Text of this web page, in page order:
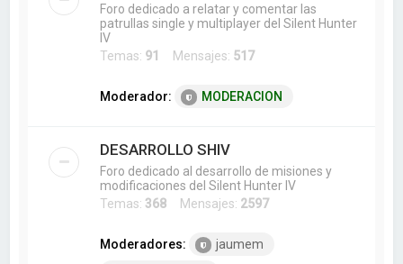
Foro dedicado a relatar y comentar las
patrullas single y multiplayer del Silent Hunter
IV
Temas: 91 Mensajes: 517
Moderador: MODERACION
DESARROLLO SHIV
Foro dedicado al desarrollo de misiones y
modificaciones del Silent Hunter IV
Temas: 368 Mensajes: 2597
Moderadores:
jaumem